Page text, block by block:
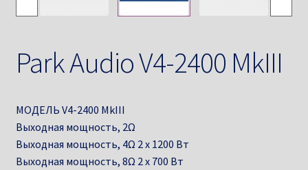
Park Audio V4-2400 MkIII
МОДЕЛЬ V4-2400 MkIII
Выходная мощность, 2Ω
Выходная мощность, 4Ω 2 х 1200 Вт
Выходная мощность, 8Ω 2 х 700 Вт